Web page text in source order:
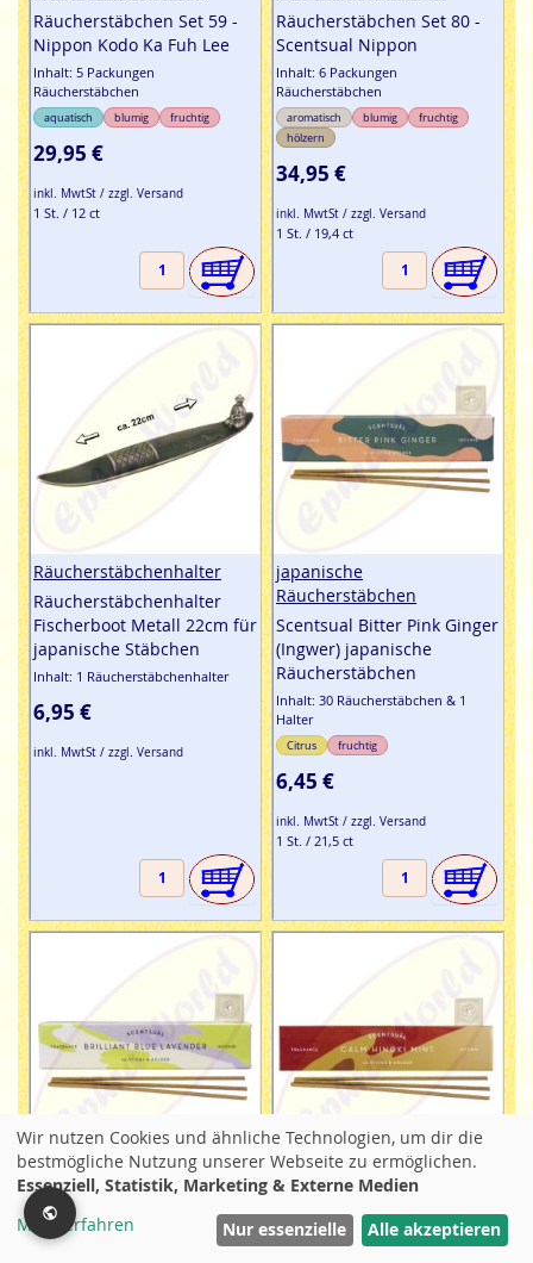
Räucherstäbchen Set 59 -
Nippon Kodo Ka Fuh Lee
Inhalt: 5 Packungen
Räucherstäbchen
aquatisch blumig fruchtig
29,95 €
inkl. MwtSt / zzgl. Versand
1 St. / 12 ct
Räucherstäbchen Set 80 -
Scentsual Nippon
Inhalt: 6 Packungen
Räucherstäbchen
aromatisch blumig
fruchtig
hölzern
34,95 €
inkl. MwtSt / zzgl. Versand
1 St. / 19,4 ct
Räucherstäbchenhalter
Räucherstäbchenhalter
Fischerboot Metall 22cm für
japanische Stäbchen
Inhalt: 1 Räucherstäbchenhalter
6,95 €
inkl. MwtSt / zzgl. Versand
japanische
Räucherstäbchen
Scentsual Bitter Pink Ginger
(Ingwer) japanische
Räucherstäbchen
Inhalt: 30 Räucherstäbchen & 1
Halter
Citrus fruchtig
6,45 €
inkl. MwtSt / zzgl. Versand
1 St. / 21,5 ct
japanische
Räucherstäbchen
Scentsual Brilliant Blue
japanische
Scentsual Calm Hinoki Mint
Filter
Wir nutzen Cookies und ähnliche Technologien, um dir die
bestmögliche Nutzung unserer Webseite zu ermöglichen.
Essenziell, Statistik, Marketing & Externe Medien
Mehr erfahren
Nur essenzielle Alle akzeptieren